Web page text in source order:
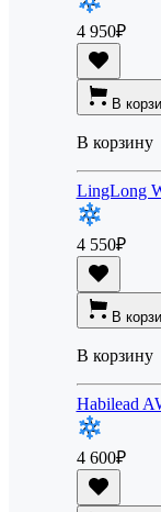
4 950₽
В
В корзину
LingLong
4 550₽
В
В корзину
Habilead
4 600₽